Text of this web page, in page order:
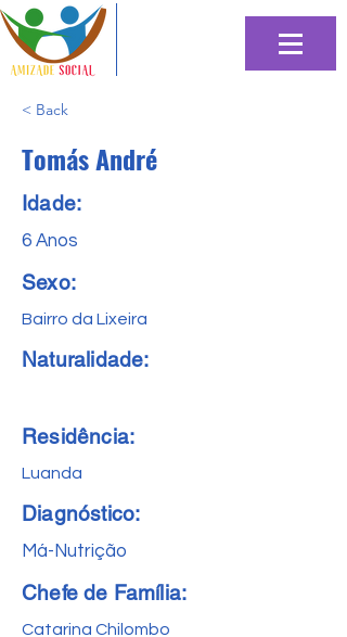
< Back
Tomás André
Idade:
6 Anos
Sexo:
Bairro da Lixeira
Naturalidade:
Residência:
Luanda
Diagnóstico:
Má-Nutrição
Chefe de Família:
Catarina Chilombo